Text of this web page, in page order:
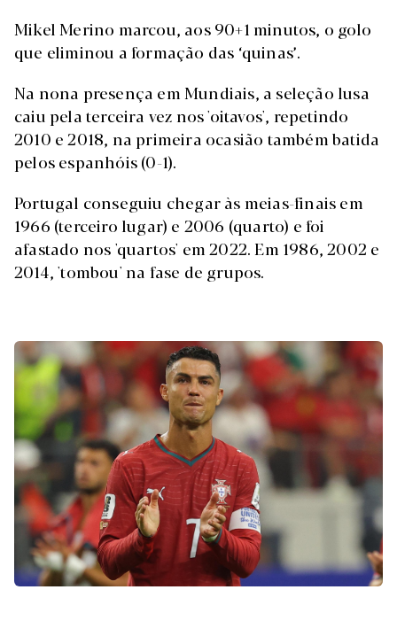
Mikel Merino marcou, aos 90+1 minutos, o golo
que eliminou a formação das ‘quinas’.
Na nona presença em Mundiais, a seleção lusa
caiu pela terceira vez nos 'oitavos', repetindo
2010 e 2018, na primeira ocasião também batida
pelos espanhóis (0-1).
Portugal conseguiu chegar às meias-finais em
1966 (terceiro lugar) e 2006 (quarto) e foi
afastado nos 'quartos' em 2022. Em 1986, 2002 e
2014, 'tombou' na fase de grupos.